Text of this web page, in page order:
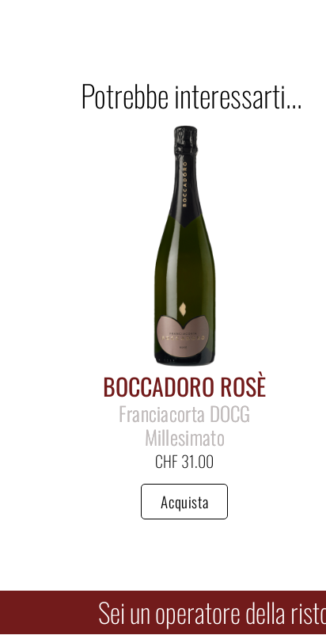
Potrebbe interessarti...
BOCCADORO ROSÈ
Franciacorta DOCG
Millesimato
CHF 31.00
Acquista
Sei un operatore della